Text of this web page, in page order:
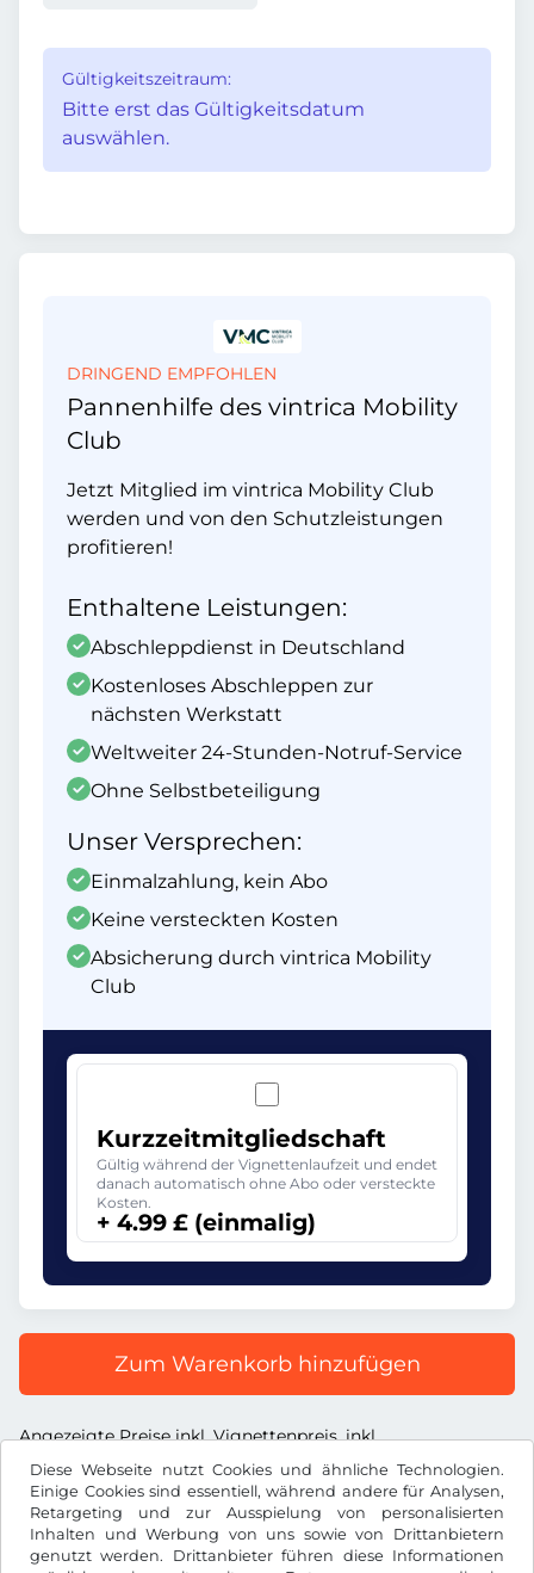
Diese Webseite nutzt Cookies und ähnliche Technologien.
Einige Cookies sind essentiell, während andere für Analysen,
Retargeting und zur Ausspielung von personalisierten
Inhalten und Werbung von uns sowie von Drittanbietern
genutzt werden. Drittanbieter führen diese Informationen
Gültigkeitszeitraum:
Bitte erst das Gültigkeitsdatum
auswählen.
DRINGEND EMPFOHLEN
Pannenhilfe des vintrica Mobility
Club
Jetzt Mitglied im vintrica Mobility Club
werden und von den Schutzleistungen
profitieren!
Enthaltene Leistungen:
Abschleppdienst in Deutschland
Kostenloses Abschleppen zur
nächsten Werkstatt
Weltweiter 24-Stunden-Notruf-Service
Ohne Selbstbeteiligung
Unser Versprechen:
Einmalzahlung, kein Abo
Keine versteckten Kosten
Absicherung durch vintrica Mobility
Club
Kurzzeitmitgliedschaft
Gültig während der Vignettenlaufzeit und endet
danach automatisch ohne Abo oder versteckte
Kosten.
+ 4.99 £ (einmalig)
Zum Warenkorb hinzufügen
Angezeigte Preise inkl. Vignettenpreis, inkl.
Dienstleistungsentgelt und inkl. der gesetzl. MWST